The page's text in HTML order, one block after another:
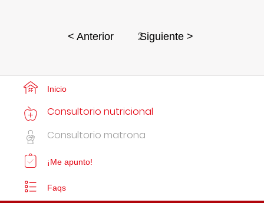
< Anterior 2Siguiente >
Inicio
Consultorio nutricional
Consultorio matrona
¡Me apunto!
Faqs